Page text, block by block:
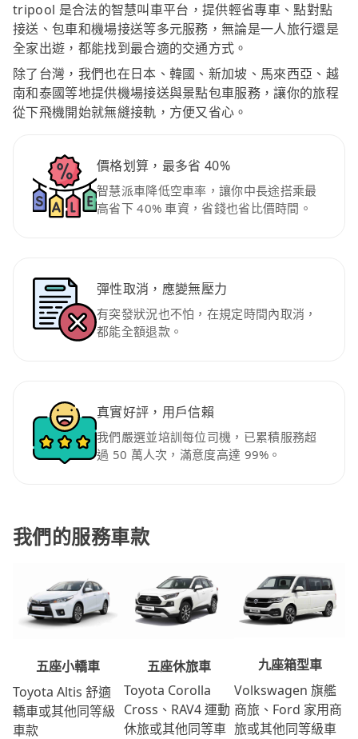
tripool 是合法的智慧叫車平台，提供輕省專車、點對點
接送、包車和機場接送等多元服務，無論是一人旅行還是
全家出遊，都能找到最合適的交通方式。
除了台灣，我們也在日本、韓國、新加坡、馬來西亞、越
南和泰國等地提供機場接送與景點包車服務，讓你的旅程
從下飛機開始就無縫接軌，方便又省心。
價格划算，最多省 40%
智慧派車降低空車率，讓你中長途搭乘最
高省下 40% 車資，省錢也省比價時間。
彈性取消，應變無壓力
有突發狀況也不怕，在規定時間內取消，
都能全額退款。
真實好評，用戶信賴
我們嚴選並培訓每位司機，已累積服務超
過 50 萬人次，滿意度高達 99%。
我們的服務車款
五座小轎車
Toyota Altis 舒適
轎車或其他同等級
車款
五座休旅車
Toyota Corolla
Cross、RAV4 運動
休旅或其他同等車
九座箱型車
Volkswagen 旗艦
商旅、Ford 家用商
旅或其他同等級車